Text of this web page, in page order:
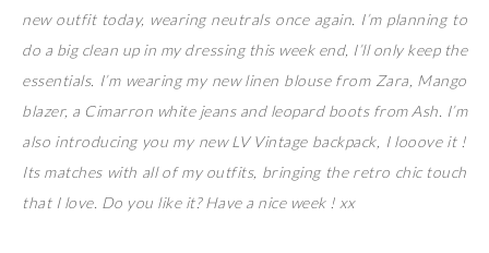
new outfit today, wearing neutrals once again. I’m planning to
do a big clean up in my dressing this week end, I’ll only keep the
essentials. I’m wearing my new linen blouse from Zara, Mango
blazer, a Cimarron white jeans and leopard boots from Ash. I’m
also introducing you my new LV Vintage backpack, I looove it !
Its matches with all of my outfits, bringing the retro chic touch
that I love. Do you like it? Have a nice week ! xx